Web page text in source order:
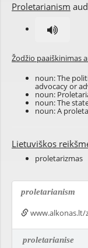
Proletarianism
Žodžio paaiškinimas
noun: The
advocacyor
noun:
noun: The
noun: A
Lietuviškos
proletarizmas
proletarianism
proletarianise